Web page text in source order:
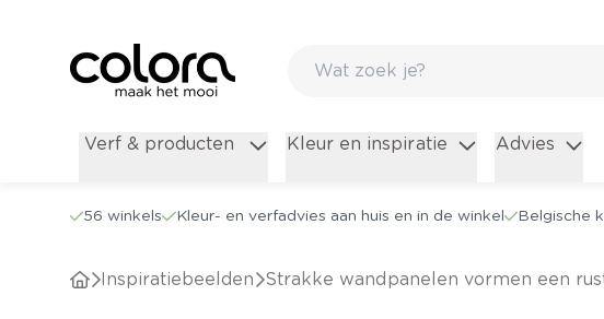
Verf & producten Kleur en inspiratie Advies
56 winkels Kleur- en verfadvies aan huis en in de winkel Belgische
Inspiratiebeelden Strakke wandpanelen vormen een